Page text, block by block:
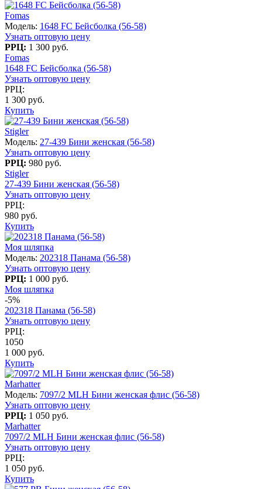
Fomas
Модель: 1648 FC Бейсболка (56-58)
Узнать оптовую цену
РРЦ: 1 300 руб.
Fomas
1648 FC Бейсболка (56-58)
Узнать оптовую цену
РРЦ:
1 300 руб.
Купить
Stigler
Модель: 27-439 Бини женская (56-58)
Узнать оптовую цену
РРЦ: 980 руб.
Stigler
27-439 Бини женская (56-58)
Узнать оптовую цену
РРЦ:
980 руб.
Купить
Моя шляпка
Модель: 202318 Панама (56-58)
Узнать оптовую цену
РРЦ: 1 000 руб.
Моя шляпка
-5%
202318 Панама (56-58)
Узнать оптовую цену
РРЦ:
1050
1 000 руб.
Купить
Marhatter
Модель: 7097/2 MLH Бини женская флис (56-58)
Узнать оптовую цену
РРЦ: 1 050 руб.
Marhatter
7097/2 MLH Бини женская флис (56-58)
Узнать оптовую цену
РРЦ:
1 050 руб.
Купить